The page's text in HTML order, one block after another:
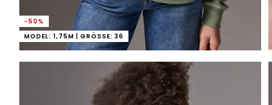
-50%
MODEL: 1,75M | GRÖSSE: 36